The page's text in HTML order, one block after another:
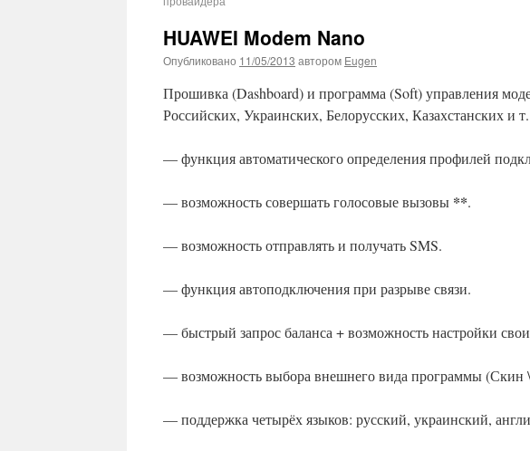
HUAWEI Modem Nano
Опубликовано 11/05/2013 автором Eugen
Прошивка (Dashboard) и программа (Soft) управления
Российских, Украинских, Белорусских, Казахстанских и
— функция автоматического определения профилей
— возможность совершать голосовые вызовы **.
— возможность отправлять и получать SMS.
— функция автоподключения при разрыве связи.
— быстрый запрос баланса + возможность настройки
— возможность выбора внешнего вида программы
— поддержка четырёх языков: русский, украинский,